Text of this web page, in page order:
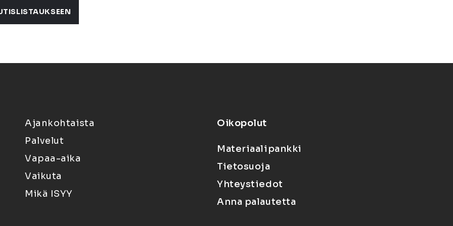
Ajankohtaista
Palvelut
Vapaa-aika
Vaikuta
Mikä ISYY
Oikopolut
Materiaalipankki
Tietosuoja
Yhteystiedot
Anna palautetta